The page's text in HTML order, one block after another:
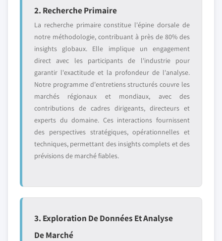
2. Recherche Primaire
La recherche primaire constitue l'épine dorsale de
notre méthodologie, contribuant à près de 80% des
insights globaux. Elle implique un engagement
direct avec les participants de l'industrie pour
garantir l'exactitude et la profondeur de l'analyse.
Notre programme d'entretiens structurés couvre les
marchés régionaux et mondiaux, avec des
contributions de cadres dirigeants, directeurs et
experts du domaine. Ces interactions fournissent
des perspectives stratégiques, opérationnelles et
techniques, permettant des insights complets et des
prévisions de marché fiables.
3. Exploration De Données Et Analyse
De Marché